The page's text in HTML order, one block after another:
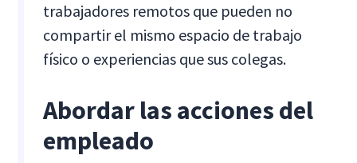
trabajadores remotos que pueden no
compartir el mismo espacio de trabajo
físico o experiencias que sus colegas.
Abordar las acciones del
empleado